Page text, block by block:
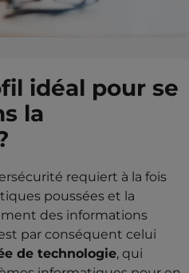
idéal pour se
la
requiert à la fois
poussées et la
des informations
par conséquent celui
de technologie, qui